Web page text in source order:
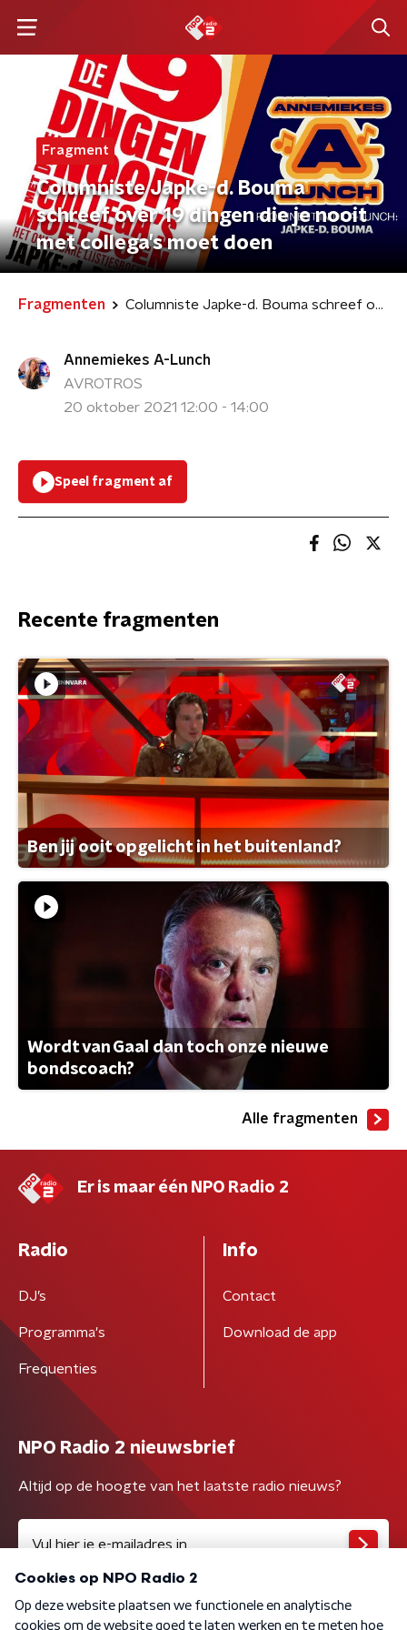
Fragment
Columniste Japke-d. Bouma
schreef over 19 dingen die je nooit
met collega’s moet doen
Fragmenten Columniste Japke-d. Bouma schreef over 19 dingen die je nooit met collega’s moet doen
Annemiekes A-Lunch
AVROTROS
20 oktober 2021 12:00 - 14:00
Speel fragment af
Recente fragmenten
Ben jij ooit opgelicht in het buitenland?
Wordt van Gaal dan toch onze nieuwe
bondscoach?
Alle fragmenten
Er is maar één NPO Radio 2
Radio
DJ’s
Programma's
Frequenties
Info
Contact
Download de app
NPO Radio 2 nieuwsbrief
Altijd op de hoogte van het laatste radio nieuws?